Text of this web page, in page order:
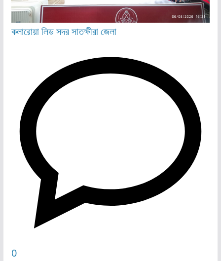
কলারোয়ালিডসদরসাতক্ষীরা জেলা
0